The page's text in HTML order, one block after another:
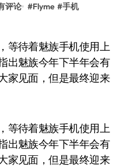
评论 #Flyme #手机
出魅族今年下半年会有
家见面，但是最终迎来
等待着魅族手机使用上
出魅族今年下半年会有
家见面，但是最终迎来